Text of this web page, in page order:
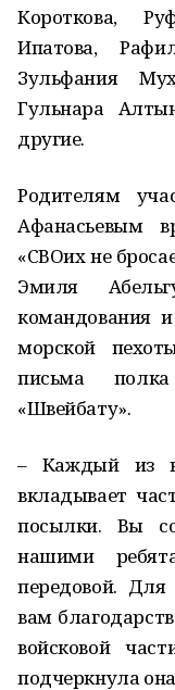
Короткова,
Ипатова,
Зульфания
Гульнара
другие.
Родителям
Афанасьевым
«СВОих не
Эмиля
командования
морской
письма
«Швейбату».
– Каждый из
вкладывает
посылки. Вы
нашими
передовой.
вам
войсковой
подчеркнула